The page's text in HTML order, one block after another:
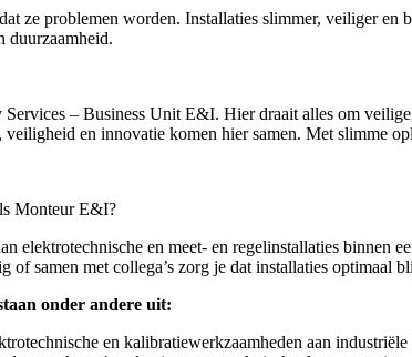
ze problemen worden. Installaties slimmer, veiliger en
duurzaamheid.
– Business Unit E&I. Hier draait alles om
en innovatie komen hier samen. Met slimme
Monteur E&I?
elektrotechnische en meet- en regelinstallaties binnen
of samen met collega’s zorg je dat installaties optimaal
onder andere uit:
en kalibratiewerkzaamheden aan industriële